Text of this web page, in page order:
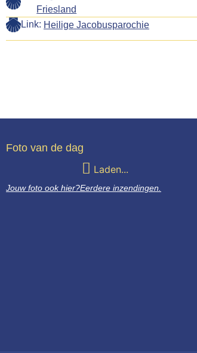
Friesland
Link: Heilige Jacobusparochie
Foto van de dag
Laden...
Jouw foto ook hier?Eerdere inzendingen.